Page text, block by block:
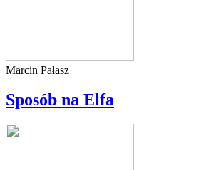
Marcin Pałasz
Sposób na Elfa